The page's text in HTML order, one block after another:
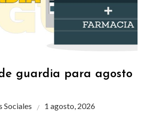
guardia para agosto
Sociales 1 agosto, 2026